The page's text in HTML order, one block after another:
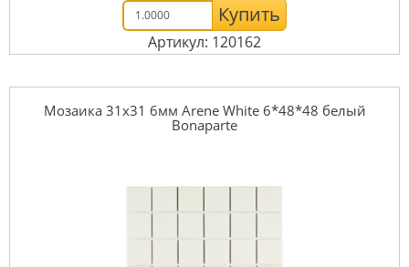
Купить
Артикул: 120162
Мозаика 31x31 6мм Arene White 6*48*48 белый
Bonaparte